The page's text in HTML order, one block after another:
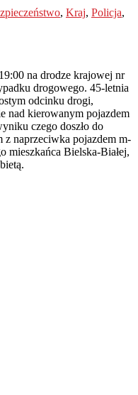
, Kraj, Policja,
na drodze krajowej nr
drogowego. 45-letnia
odcinku drogi,
nad kierowanym pojazdem
czego doszło do
z naprzeciwka pojazdem m-
mieszkańca Bielska-Białej,